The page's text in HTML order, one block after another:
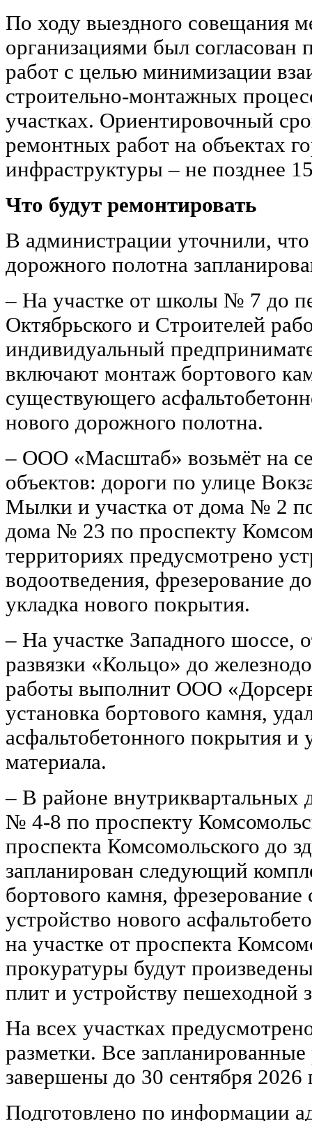
По ходу выездного совещания
организациями был согласован
работ с целью минимизации
строительно-монтажных
участках. Ориентировочный
ремонтных работ на объектах
инфраструктуры – не позднее
Что будут ремонтировать
В администрации уточнили,
дорожного полотна
‒ На участке от школы № 7 до
Октябрьского и Строителей
индивидуальный
включают монтаж бортового
существующего
нового дорожного полотна.
‒ ООО «Масштаб» возьмёт на
объектов: дороги по улице
Мылки и участка от дома № 2
дома № 23 по проспекту
территориях предусмотрено
водоотведения, фрезерование
укладка нового покрытия.
‒ На участке Западного шоссе,
развязки «Кольцо» до
работы выполнит ООО
установка бортового камня,
асфальтобетонного покрытия и
материала.
‒ В районе
№ 4-8 по проспекту
проспекта Комсомольского до
запланирован следующий
бортового камня,
устройство нового
на участке от проспекта
прокуратуры будут
плит и устройству пешеходной
На всех участках
разметки. Все
завершены до 30 сентября 2026
Подготовлено по информации